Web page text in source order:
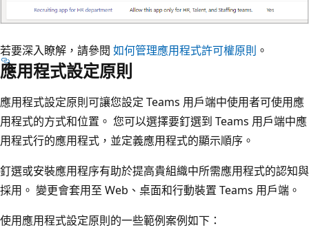
若要深入瞭解，請參閱 如何管理應用程式許可權原則 。
應用程式設定原則
應用程式設定原則可讓您設定 Teams 用戶端中使用者可使用應
用程式的方式和位置。 您可以選擇要釘選到 Teams 用戶端中應
用程式行的應用程式，並定義應用程式的顯示順序。
釘選或安裝應用程序有助於提高貴組織中所需應用程式的認知與
採用。 變更會套用至 Web、桌面和行動裝置 Teams 用戶端。
使用應用程式設定原則的一些範例案例如下：